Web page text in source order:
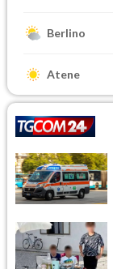
Berlino
Atene